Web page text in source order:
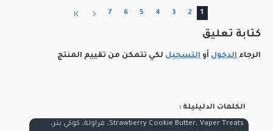
1
2
3
4
5
6
7
كتابة تعليق
الرجاء الدخول أو التسجيل لكي تتمكن من تقييم المنتج
الكلمات الدليليلة :
Strawberry Cookie Butter، Vaper Treats، فراولة، كوكي بتر،